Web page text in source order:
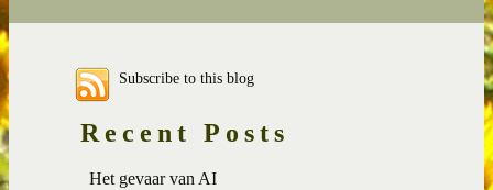
Subscribe to this blog
Recent Posts
Het gevaar van AI